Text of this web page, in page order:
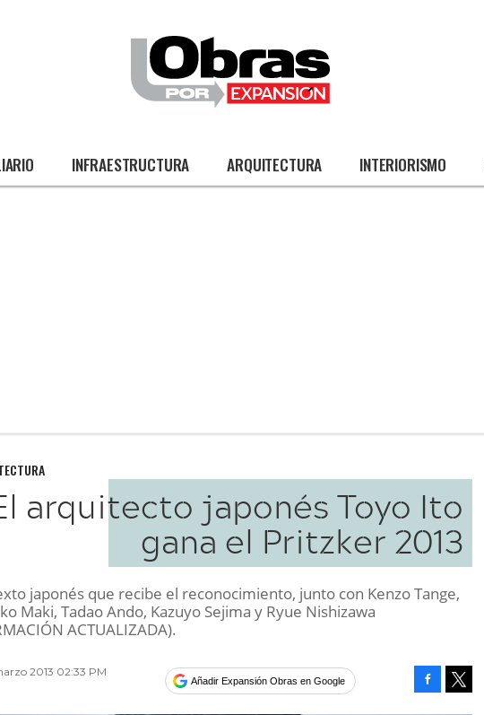
INFRAESTRUCTURA ARQUITECTURA INTERIORISMO
arquitecto japonés Toyo Ito
gana el Pritzker 2013
japonés que recibe el reconocimiento, junto con Kenzo Tange,
Maki, Tadao Ando, Kazuyo Sejima y Ryue Nishizawa
ACTUALIZADA).
2013 02:33 PM
Añadir Expansión Obras en Google